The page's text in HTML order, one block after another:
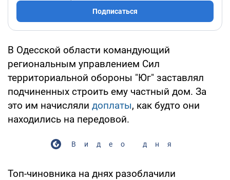
Подписаться
В Одесской области командующий
региональным управлением Сил
территориальной обороны "Юг" заставлял
подчиненных строить ему частный дом. За
это им начисляли доплаты, как будто они
находились на передовой.
Видео дня
Топ-чиновника на днях разоблачили